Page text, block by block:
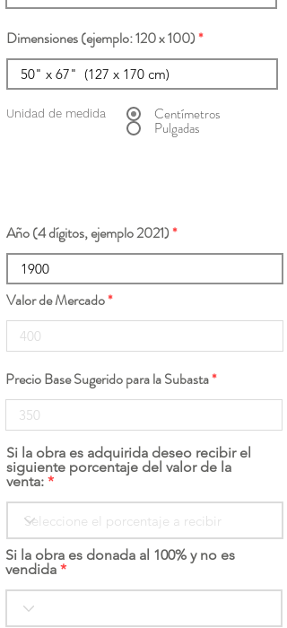
Dimensiones (ejemplo: 120 x 100)
Unidad de medida Centímetros
Pulgadas
Año (4 dígitos, ejemplo 2021)
Valor de Mercado
Precio Base Sugerido para la Subasta
Si la obra es adquirida deseo recibir el
siguiente porcentaje del valor de la
venta:
Si la obra es donada al 100% y no es
vendida